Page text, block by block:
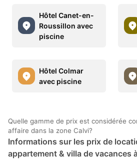
Hôtel Canet-en-
Roussillon avec
piscine
Hôtel Colmar
avec piscine
Quelle gamme de prix est considérée
affaire dans la zone Calvi?
Informations sur les prix de
appartement & villa de vacances